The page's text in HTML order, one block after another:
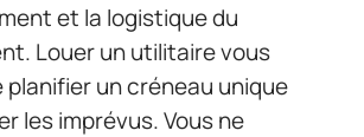
et la logistique du
Louer un utilitaire vous
planifier un créneau unique
les imprévus. Vous ne